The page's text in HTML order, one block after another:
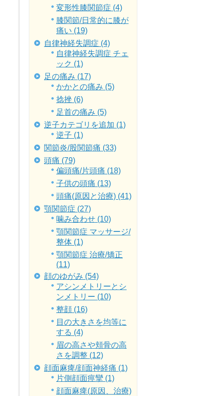
変形性膝関節症 (4)
膝関節/日常的に膝が
痛い (19)
自律神経失調症 (4)
自律神経失調症 チェ
ック (1)
足の痛み (17)
かかとの痛み (5)
捻挫 (6)
足首の痛み (5)
逆子カテゴリを追加 (1)
逆子 (1)
関節炎/股関節痛 (33)
頭痛 (79)
偏頭痛/片頭痛 (18)
子供の頭痛 (13)
頭痛(原因と治療) (41)
顎関節症 (27)
噛み合わせ (10)
顎関節症 マッサージ/
整体 (1)
顎関節症 治療/矯正
(11)
顔のゆがみ (54)
アシンメトリーとシ
ンメトリー (10)
整顔 (16)
目の大きさを均等に
する (4)
眉の高さや頬骨の高
さを調整 (12)
顔面麻痺/顔面神経痛 (1)
片側顔面痙攣 (1)
顔面麻痺(原因、治療)